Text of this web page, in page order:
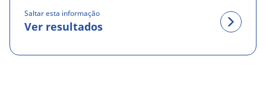
Saltar esta informação
Ver resultados